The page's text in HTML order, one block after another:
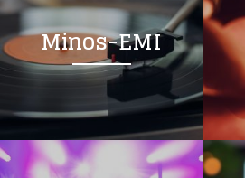
Minos-EMI